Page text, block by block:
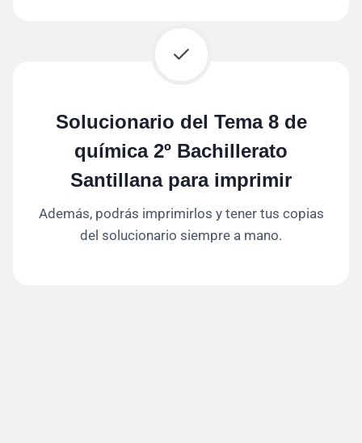
Solucionario del Tema 8 de
química 2º Bachillerato
Santillana para imprimir
Además, podrás imprimirlos y tener tus copias
del solucionario siempre a mano.